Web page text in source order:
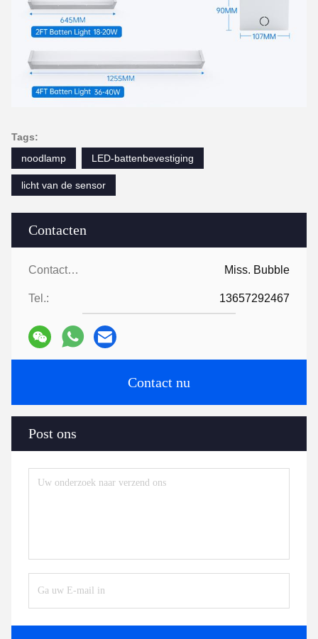
Contacten
Contacten: Miss. Bubble
Tel.: 13657292467
Contact nu
Post ons
Tags:
noodlamp
LED-battenbevestiging
licht van de sensor